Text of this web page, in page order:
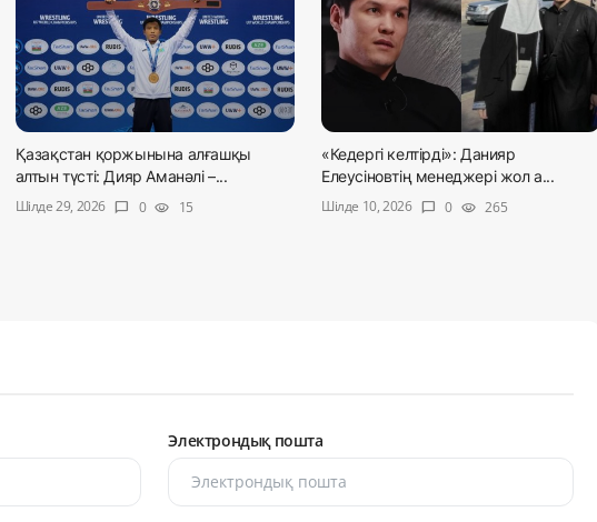
Қазақстан қоржынына алғашқы
алтын түсті: Дияр Аманәлі –...
Шілде 29, 2026 chat_bubble 0 visibility 15
«Кедергі келтірді»: Данияр
Елеусіновтің менеджері жол а...
Шілде 10, 2026 chat_bubble 0 visibility 265
Электрондық пошта